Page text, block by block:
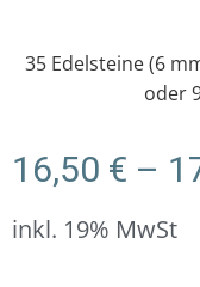
35 Edelsteine (6
oder
16,50 € –
inkl. 19% MwSt